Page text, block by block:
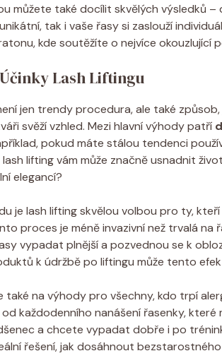
můžete také docílit skvělých výsledků
tak i vaše řasy si zaslouží
kde soutěžíte o nejvíce okouzlující
Lash Liftingu
jen trendy procedura, ale také
svěží vzhled. Mezi hlavní výhody patří
pokud máte stálou tendenci
lifting vám může značně usnadnit
elegancí?
je lash lifting skvělou volbou pro ty, kteří
proces je méně invazivní než trvalá na
vypadat plnější a pozvednou se k
k údržbě po liftingu může tento
také na výhody pro všechny, kdo trpí
každodenního nanášení řasenky,
a chcete vypadat dobře i po
řešení, jak dosáhnout